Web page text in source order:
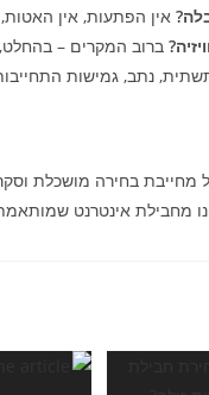
אין הפתעות, אין
ברוב המקרים –
נתב, גמישות
מחייבת בחירה מושכלת
מחבילת אינטרנט